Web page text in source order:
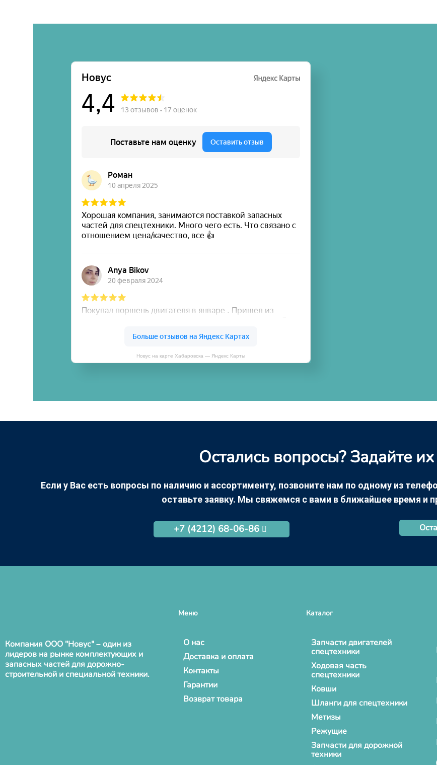
Новус на карте Хабаровска — Яндекс Карты
Остались вопросы? Задайте
Если у Вас есть вопросы по наличию и ассортименту, позвоните нам по одному из
оставьте заявку. Мы свяжемся с вами в ближайшее время и
+7 (4212) 68-06-86
Компания ООО "Новус" – один из
лидеров на рынке комплектующих и
запасных частей для дорожно-
строительной и специальной техники.
Меню
О нас
Доставка и оплата
Контакты
Гарантии
Возврат товара
Каталог
Запчасти двигателей
спецтехники
Ходовая часть
спецтехники
Ковши
Шланги для спецтехники
Метизы
Режущие
Запчасти для дорожной
техники